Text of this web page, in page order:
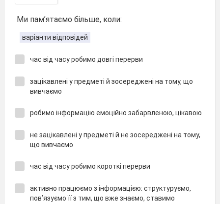
Ми пам’ятаємо більше, коли:
варіанти відповідей
час від часу робимо довгі перерви
зацікавлені у предметі й зосереджені на тому, що
вивчаємо
робимо інформацію емоційно забарвленою, цікавою
не зацікавлені у предметі й не зосереджені на тому,
що вивчаємо
час від часу робимо короткі перерви
активно працюємо з інформацією: структуруємо,
пов’язуємо її з тим, що вже знаємо, ставимо